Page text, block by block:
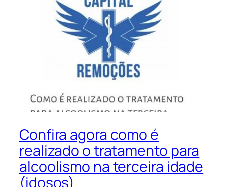
Confira agora como é
realizado o tratamento para
alcoolismo na terceira idade
(idosos)